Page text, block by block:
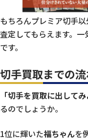
もちろんプレミア切手
査定してもらえます。
です。
切手買取までの
「切手を買取に出してみ
るのでしょうか。
1位に輝いた福ちゃんを